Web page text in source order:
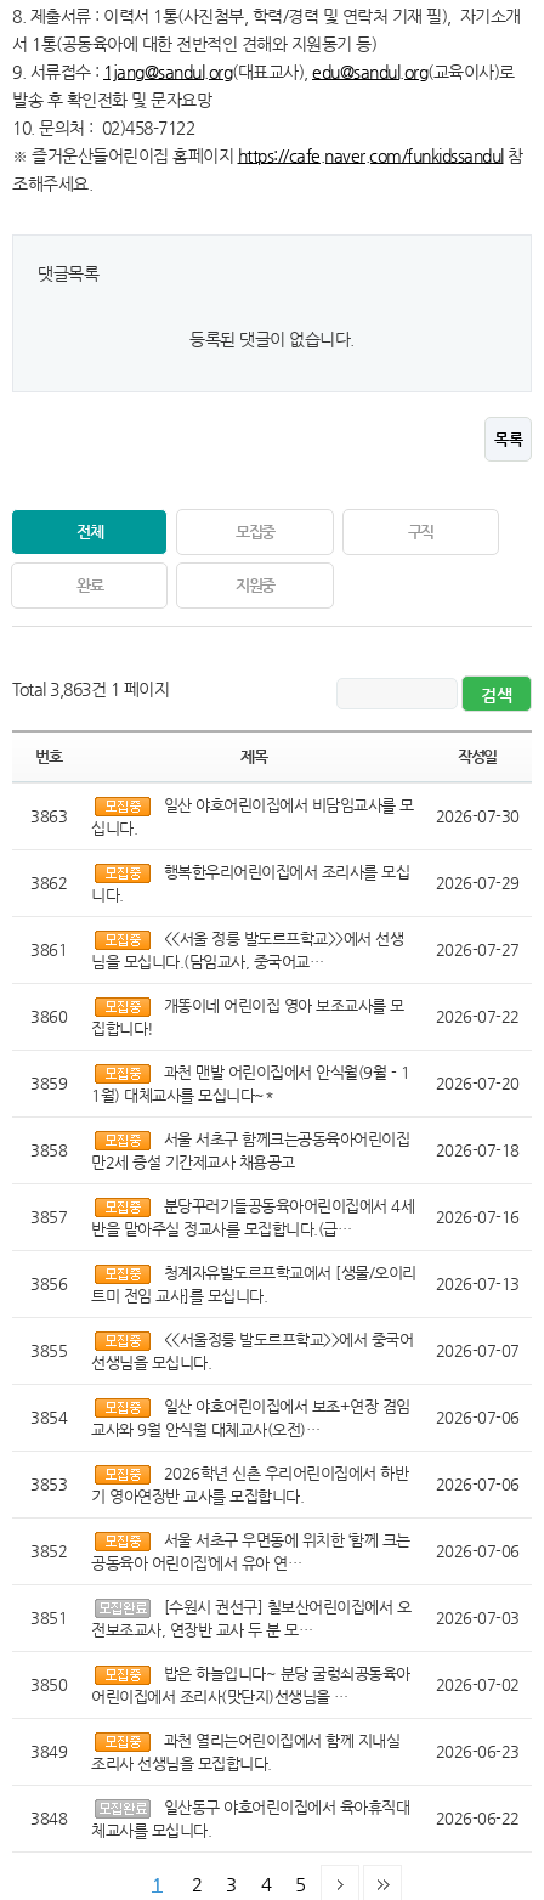
8. 제출서류 : 이력서 1통(사진첨부, 학력/경력 및 연락처 기재 필), 자기소개
서 1통(공동육아에 대한 전반적인 견해와 지원동기 등)
9. 서류접수 : 1jang@sandul.org(대표교사), edu@sandul.org(교육이사)로
발송 후 확인전화 및 문자요망
10. 문의처 : 02)458-7122
※ 즐거운산들어린이집 홈페이지 https://cafe.naver.com/funkidssandul 참
조해주세요.
댓글목록
등록된 댓글이 없습니다.
목록
전체 모집중 구직
완료 지원중
Total 3,863건 1 페이지
번호 제목 작성일
3863
일산 야호어린이집에서 비담임교사를 모
십니다.
2026-07-30
3862
행복한우리어린이집에서 조리사를 모십
니다.
2026-07-29
3861
<<서울 정릉 발도르프학교>>에서 선생
님을 모십니다.(담임교사, 중국어교…
2026-07-27
3860
개똥이네 어린이집 영아 보조교사를 모
집합니다!
2026-07-22
3859
과천 맨발 어린이집에서 안식월(9월 - 1
1월) 대체교사를 모십니다~*
2026-07-20
3858
서울 서초구 함께크는공동육아어린이집
만2세 증설 기간제교사 채용공고
2026-07-18
3857
분당꾸러기들공동육아어린이집에서 4세
반을 맡아주실 정교사를 모집합니다.(급…
2026-07-16
3856
청계자유발도르프학교에서 [생물/오이리
트미 전임 교사]를 모십니다.
2026-07-13
3855
<<서울정릉 발도르프학교>>에서 중국어
선생님을 모십니다.
2026-07-07
3854
일산 야호어린이집에서 보조+연장 겸임
교사와 9월 안식월 대체교사(오전)…
2026-07-06
3853
2026학년 신촌 우리어린이집에서 하반
기 영아연장반 교사를 모집합니다.
2026-07-06
3852
서울 서초구 우면동에 위치한 ‘함께 크는
공동육아 어린이집’에서 유아 연…
2026-07-06
3851
[수원시 권선구] 칠보산어린이집에서 오
전보조교사, 연장반 교사 두 분 모…
2026-07-03
3850
밥은 하늘입니다~ 분당 굴렁쇠공동육아
어린이집에서 조리사(맛단지)선생님을 …
2026-07-02
3849
과천 열리는어린이집에서 함께 지내실
조리사 선생님을 모집합니다.
2026-06-23
3848
일산동구 야호어린이집에서 육아휴직대
체교사를 모십니다.
2026-06-22
1 2 3 4 5